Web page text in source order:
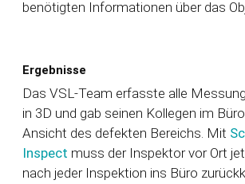
benötigten Informationen über das
Ergebnisse
Das VSL-Team erfasste alle
in 3D und gab seinen Kollegen im
Ansicht des defekten Bereichs. Mit
Inspect muss der Inspektor vor Ort
nach jeder Inspektion ins Büro